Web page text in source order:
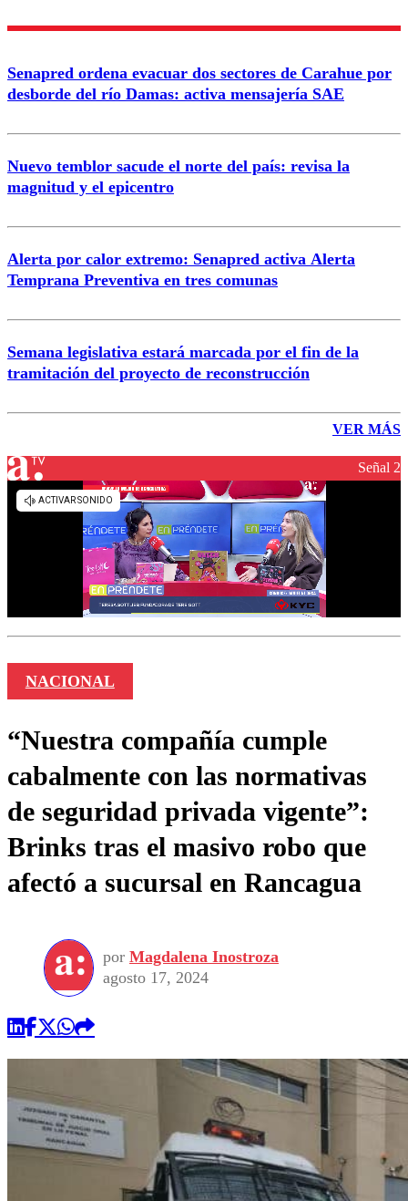
Enviar comentario
Senapred ordena evacuar dos sectores de Carahue por
desborde del río Damas: activa mensajería SAE
Nuevo temblor sacude el norte del país: revisa la
magnitud y el epicentro
Alerta por calor extremo: Senapred activa Alerta
Temprana Preventiva en tres comunas
Semana legislativa estará marcada por el fin de la
tramitación del proyecto de reconstrucción
VER MÁS
Señal 2
NACIONAL
“Nuestra compañía cumple
cabalmente con las normativas
de seguridad privada vigente”:
Brinks tras el masivo robo que
afectó a sucursal en Rancagua
por Magdalena Inostroza
agosto 17, 2024